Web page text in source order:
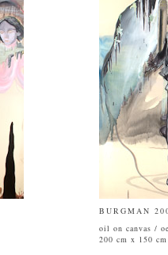
BURGMAN
oil on canvas /
200 cm x 150 cm